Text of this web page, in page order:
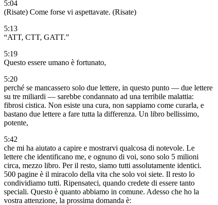
5:04
(Risate) Come forse vi aspettavate. (Risate)
5:13
“ATT, CTT, GATT.”
5:19
Questo essere umano è fortunato,
5:20
perché se mancassero solo due lettere, in questo punto — due lettere
su tre miliardi — sarebbe condannato ad una terribile malattia:
fibrosi cistica. Non esiste una cura, non sappiamo come curarla, e
bastano due lettere a fare tutta la differenza. Un libro bellissimo,
potente,
5:42
che mi ha aiutato a capire e mostrarvi qualcosa di notevole. Le
lettere che identificano me, e ognuno di voi, sono solo 5 milioni
circa, mezzo libro. Per il resto, siamo tutti assolutamente identici.
500 pagine è il miracolo della vita che solo voi siete. Il resto lo
condividiamo tutti. Ripensateci, quando credete di essere tanto
speciali. Questo è quanto abbiamo in comune. Adesso che ho la
vostra attenzione, la prossima domanda è: